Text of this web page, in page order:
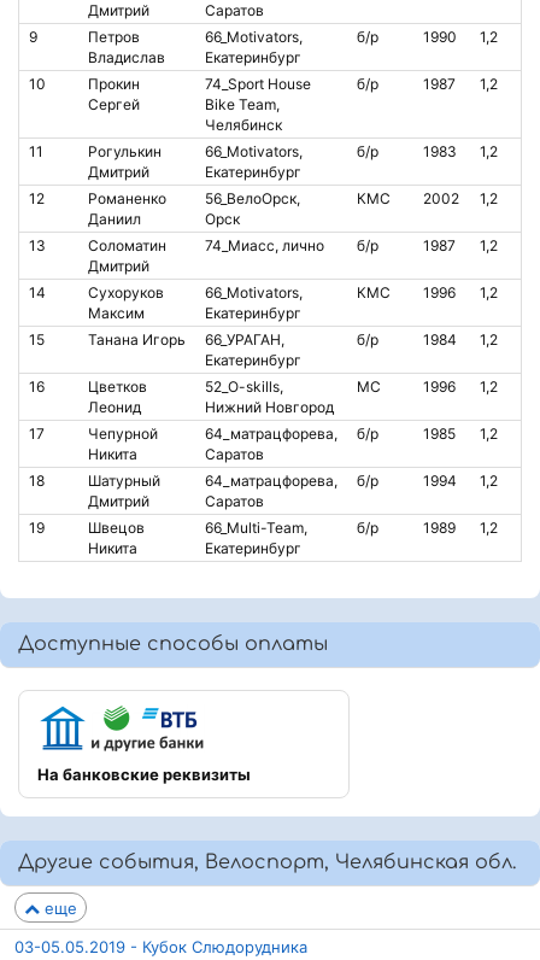
Дмитрий
Саратов
9
Петров
Владислав
66_Motivators,
Екатеринбург
б/р 1990 1,2
10
Прокин
Сергей
74_Sport House
Bike Team,
Челябинск
б/р 1987 1,2
11
Рогулькин
Дмитрий
66_Motivators,
Екатеринбург
б/р 1983 1,2
12
Романенко
Даниил
56_ВелоОрск,
Орск
КМС 2002 1,2
13
Соломатин
Дмитрий
74_Миасс, лично б/р 1987 1,2
14
Сухоруков
Максим
66_Motivators,
Екатеринбург
КМС 1996 1,2
15 Танана Игорь
66_УРАГАН,
Екатеринбург
б/р 1984 1,2
16
Цветков
Леонид
52_O-skills,
Нижний Новгород
МС 1996 1,2
17
Чепурной
Никита
64_матрацфорева,
Саратов
б/р 1985 1,2
18
Шатурный
Дмитрий
64_матрацфорева,
Саратов
б/р 1994 1,2
19
Швецов
Никита
66_Multi-Team,
Екатеринбург
б/р 1989 1,2
Доступные способы оплаты
На банковские реквизиты
Другие события, Велоспорт, Челябинская обл.
еще
03-05.05.2019 - Кубок Слюдорудника